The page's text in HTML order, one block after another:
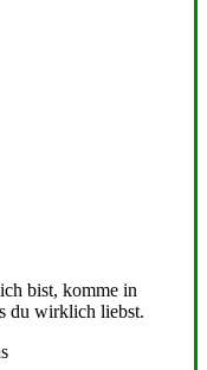
bist, komme in
du wirklich liebst.